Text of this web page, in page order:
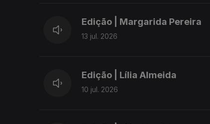
Edição | Margarida Pereira
13 jul. 2026
Edição | Lília Almeida
10 jul. 2026